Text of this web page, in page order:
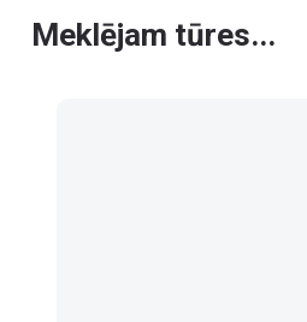
Meklējam tūres...